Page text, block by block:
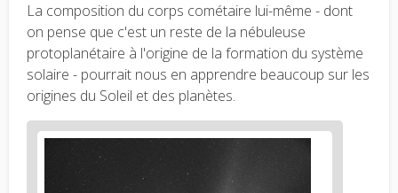
La composition du corps cométaire lui-même - dont
on pense que c'est un reste de la nébuleuse
protoplanétaire à l'origine de la formation du système
solaire - pourrait nous en apprendre beaucoup sur les
origines du Soleil et des planètes.